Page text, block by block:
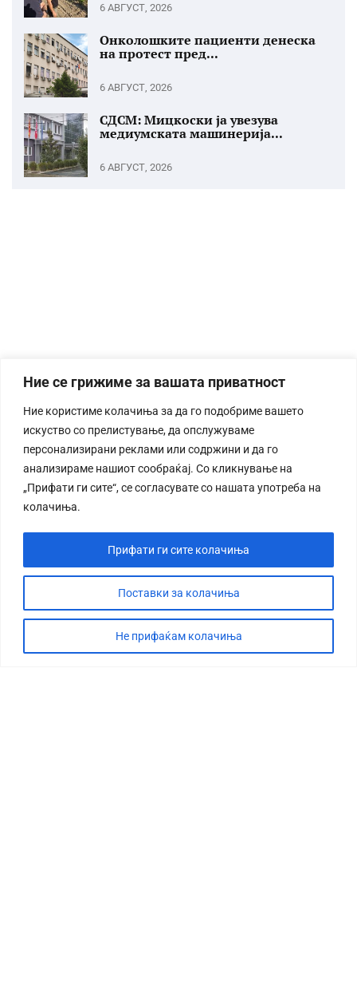
Ние се грижиме за вашата приватност
Ние користиме колачиња за да го подобриме вашето
искуство со прелистување, да опслужуваме
персонализирани реклами или содржини и да го
анализираме нашиот сообраќај. Со кликнување на
„Прифати ги сите“, се согласувате со нашата употреба на
колачиња.
Поставки за колачиња
Не прифаќам колачиња
Прифати ги сите колачиња
6 АВГУСТ, 2026
Онколошките пациенти денеска
на протест пред...
6 АВГУСТ, 2026
СДСМ: Мицкоски ја увезува
медиумската машинерија...
6 АВГУСТ, 2026